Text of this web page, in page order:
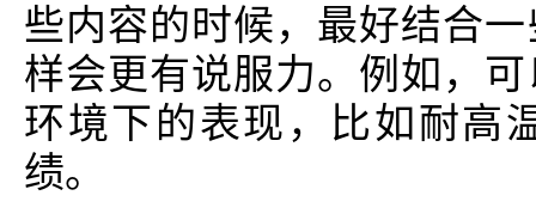
些内容的时候，最好结合
样会更有说服力。例如，
环境下的表现，比如耐高
绩。